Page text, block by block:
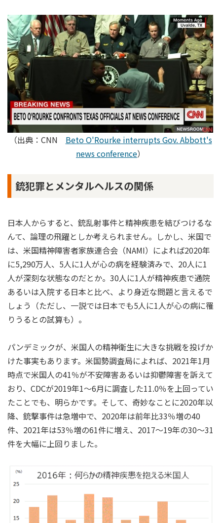
（出典：CNN Beto O'Rourke interrupts Gov. Abbott's
news conference）
銃犯罪とメンタルヘルスの関係
日本人からすると、銃乱射事件と精神疾患を結びつけるな
んて、論理の飛躍としか考えられません。しかし、米国で
は、米国精神障害者家族連合会（NAMI）によれば2020年
に5,290万人、5人に1人が心の病を経験済みで、20人に1
人が深刻な状態なのだとか。30人に1人が精神疾患で通院
あるいは入院する日本と比べ、より身近な問題と言えるで
しょう（ただし、一説では日本でも5人に1人が心の病に罹
りうるとの試算も）。
パンデミックが、米国人の精神衛生に大きな挑戦を投げか
けた事実もあります。米国勢調査局によれば、2021年1月
時点で米国人の41％が不安障害あるいは抑鬱障害を訴えて
おり、CDCが2019年1～6月に調査した11.0％を上回ってい
たことでも、明らかです。そして、奇妙なことに2020年以
降、銃撃事件は急増中で、2020年は前年比33％増の40
件、2021年は53％増の61件に増え、2017～19年の30～31
件を大幅に上回りました。